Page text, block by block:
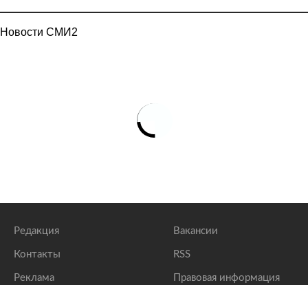
Новости СМИ2
Редакция
Контакты
Реклама
Вакансии
RSS
Правовая информация